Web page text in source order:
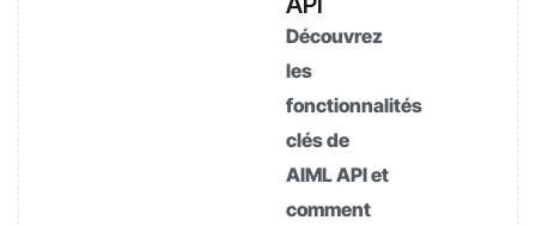
Découvrez
les
fonctionnalités
clés de
AIML API et
comment